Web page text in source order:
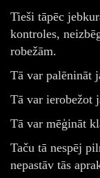
Tieši tāpēc
kontroles,
robežām.
Tā var palēnināt
Tā var ierobežot
Tā var mēģināt
Taču tā nespēj
nepastāv tās